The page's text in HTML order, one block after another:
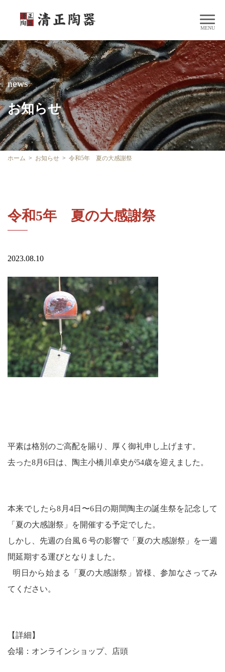
news
お知らせ
ホーム お知らせ 令和5年 夏の大感謝祭
令和5年 夏の大感謝祭
2023.08.10
平素は格別のご高配を賜り、厚く御礼申し上げます。
去った8月6日は、陶主小橋川卓史が54歳を迎えました。
本来でしたら8月4日〜6日の期間陶主の誕生祭を記念して
「夏の大感謝祭」を開催する予定でした。
しかし、先週の台風６号の影響で「夏の大感謝祭」を一週
間延期する運びとなりました。
明日から始まる「夏の大感謝祭」皆様、参加なさってみ
てください。
【詳細】
会場：オンラインショップ、店頭